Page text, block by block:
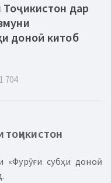
дар
доноӣ китоб
1 704
ТОҶИКИСТОН
«Фурӯғи субҳи доноӣ